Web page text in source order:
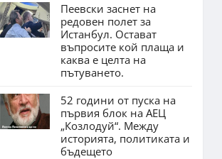
Пеевски заснет на
редовен полет за
Истанбул. Остават
въпросите кой плаща и
каква е целта на
пътуването.
52 години от пуска на
първия блок на АЕЦ
„Козлодуй“. Между
историята, политиката и
бъдещето